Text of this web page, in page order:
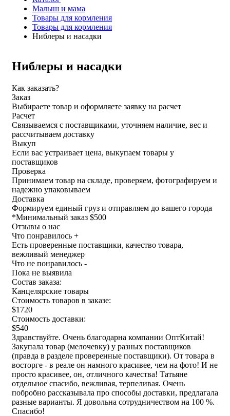
Малыш и мама
Товары для кормления
Товары для кормления
Ниблеры и насадки
Ниблеры и насадки
Как заказать?
Заказ
Выбираете товар и оформляете заявку на расчет
Расчет
Связываемся с поставщиками, уточняем наличие, вес и
рассчитываем доставку
Выкуп
Если вас устраивает цена, выкупаем товары у
поставщиков
Проверка
Принимаем товар на складе, проверяем, фотографируем и
надежно упаковываем
Доставка
Формируем единый груз и отправляем до вашего города
*Минимальный заказ $500
Отзывы о нас
Что понравилось +
Есть проверенные поставщики, качество товара,
вежливый менеджер
Что не понравилось -
Пока не выявила
Состав заказа:
Канцелярские товары
Стоимость товаров в заказе:
$1720
Стоимость доставки:
$540
Здравствуйте. Очень благодарна компании ОптКитай!
Закупала товар (мелочевку) у разных поставщиков
(правда в разделе проверенные поставщики). От товара в
восторге - в реале он намного красивее, чем на фото! И не
просто красивее, он, отличного качества! Татьяне
отдельное спасибо, вежливая, терпеливая. Очень
побробно рассказывала про способы доставки, предлагала
разные варианты. Я довольна сотрудничеством на 100 %.
Спасибо!